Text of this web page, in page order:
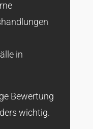
in
Bewertung
wichtig.